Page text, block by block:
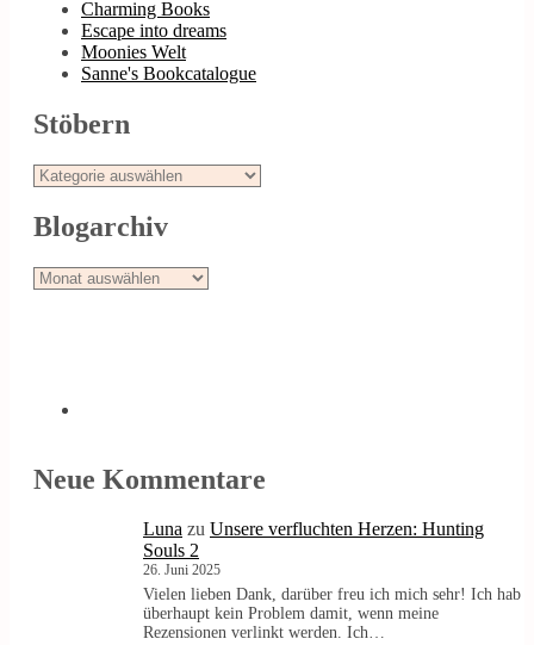
Charming Books
Escape into dreams
Moonies Welt
Sanne's Bookcatalogue
Stöbern
Stöbern
Blogarchiv
Blogarchiv
Neue Kommentare
Luna zu Unsere verfluchten Herzen: Hunting
Souls 2
26. Juni 2025
Vielen lieben Dank, darüber freu ich mich sehr! Ich hab
überhaupt kein Problem damit, wenn meine
Rezensionen verlinkt werden. Ich…